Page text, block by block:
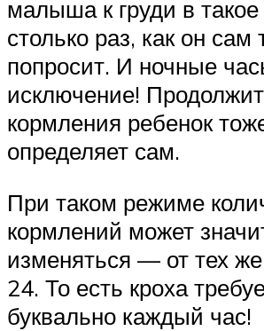
малыша к груди в
столько раз, как он сам
попросит. И ночные
исключение!
кормления ребенок
определяет сам.
При таком режиме
кормлений может
изменяться — от тех
24. То есть кроха
буквально каждый час!